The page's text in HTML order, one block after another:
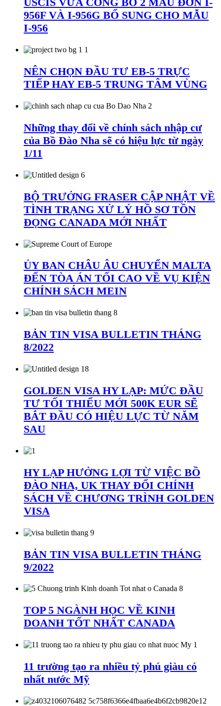
956F VÀ I-956G BỔ SUNG CHO MẪU
I-956
NÊN CHỌN ĐẦU TƯ EB-5 TRỰC
TIẾP HAY EB-5 TRUNG TÂM VÙNG
Những thay đổi về chính sách nhập cư
của Bồ Đào Nha sẽ có hiệu lực từ ngày
1/11
BỘ TRƯỞNG FRASER CẬP NHẬT VỀ
TÌNH TRẠNG XỬ LÝ HỒ SƠ TỒN
ĐỌNG CANADA MỚI NHẤT
ỦY BAN CHÂU ÂU CHUYỂN MALTA
ĐẾN TÒA ÁN TỐI CAO VỀ VỤ KIỆN
CHÍNH SÁCH MEIN
BẢN TIN VISA BULLETIN THÁNG
8/2022
GOLDEN VISA HY LẠP: MỨC ĐẦU
TƯ TỐI THIỂU MỚI 500K EUR SẼ
BẮT ĐẦU CÓ HIỆU LỰC TỪ NĂM
SAU
HY LẠP HƯỞNG LỢI TỪ VIỆC BỒ
ĐÀO NHA, UK THAY ĐỔI CHÍNH
SÁCH VỀ CHƯƠNG TRÌNH GOLDEN
VISA
BẢN TIN VISA BULLETIN THÁNG
9/2022
TOP 5 NGÀNH HỌC VỀ KINH
DOANH TỐT NHẤT CANADA
11 trường tạo ra nhiều tỷ phú giàu có
nhất nước Mỹ